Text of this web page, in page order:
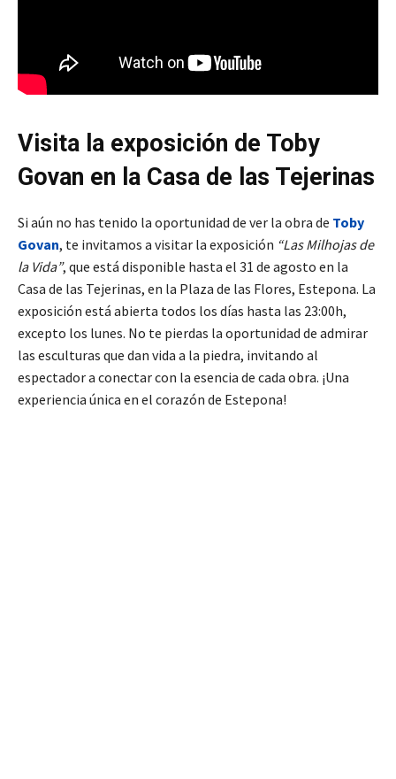
Visita la exposición de Toby
Govan en la Casa de las Tejerinas
Si aún no has tenido la oportunidad de ver la obra de Toby
Govan, te invitamos a visitar la exposición “Las Milhojas de
la Vida”, que está disponible hasta el 31 de agosto en la
Casa de las Tejerinas, en la Plaza de las Flores, Estepona. La
exposición está abierta todos los días hasta las 23:00h,
excepto los lunes. No te pierdas la oportunidad de admirar
las esculturas que dan vida a la piedra, invitando al
espectador a conectar con la esencia de cada obra. ¡Una
experiencia única en el corazón de Estepona!